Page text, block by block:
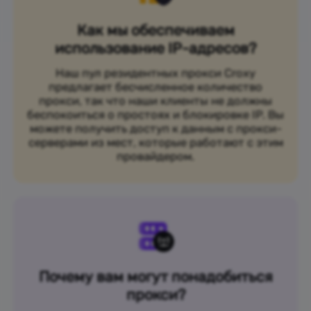
Как мы обеспечиваем
использование IP-адресов?
Наш пул резидентных прокси Croxy
предлагает бесчисленное количество
прокси, так что наши клиенты не должны
беспокоиться о простоях и блокировке IP. Вы
можете получить доступ к данным с прокси-
серверами из мест, которые работают с этим
провайдером.
Почему вам могут понадобиться
прокси?